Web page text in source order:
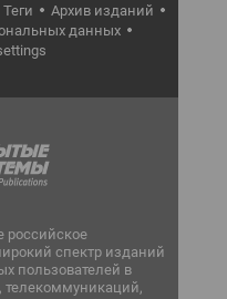
Теги
Архив изданий
данных
российское
спектр изданий
пользователей в
телекоммуникаций,